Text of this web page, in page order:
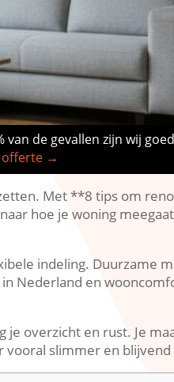
van de gevallen zijn wij
offerte →
Met **8 tips om
hoe je woning
indeling.​ Duurzame
Nederland en
overzicht en rust.​ Je
vooral slimmer en